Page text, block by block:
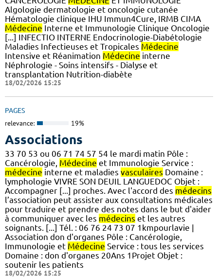
Algologie dermatologie et oncologie cutanée
Hématologie clinique IHU Immun4Cure, IRMB CIMA
Médecine Interne et Immunologie Clinique Oncologie
[...] INFECTIO INTERNE Endocrinologie-Diabétologie
Maladies Infectieuses et Tropicales Médecine
Intensive et Réanimation Médecine interne
Néphrologie - Soins intensifs - Dialyse et
transplantation Nutrition-diabète
18/02/2026 15:25
PAGES
relevance: 19%
Associations
33 70 53 ou 06 71 74 57 54 le mardi matin Pôle :
Cancérologie, Médecine et Immunologie Service :
médecine interne et maladies vasculaires Domaine :
lymphologie VIVRE SON DEUIL LANGUEDOC Objet :
Accompagner [...] proches. Avec l'accord des médecins
l’association peut assister aux consultations médicales
pour traduire et prendre des notes dans le but d'aider
à communiquer avec les médecins et les autres
soignants. [...] Tél. : 06 76 24 73 07 1kmpourlavie |
Association don d'organes Pôle : Cancérologie,
Immunologie et Médecine Service : tous les services
Domaine : don d'organes 20Ans 1Projet Objet :
soutenir les patients
18/02/2026 15:25